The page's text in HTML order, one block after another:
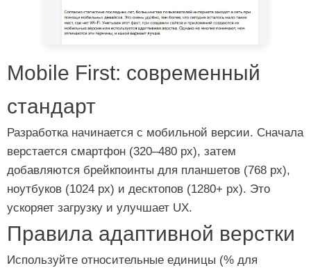
Mobile First: современный
стандарт
Разработка начинается с мобильной версии. Сначала
верстается смартфон (320–480 px), затем
добавляются брейкпоинты для планшетов (768 px),
ноутбуков (1024 px) и десктопов (1280+ px). Это
ускоряет загрузку и улучшает UX.
Правила адаптивной верстки
Используйте относительные единицы (% для